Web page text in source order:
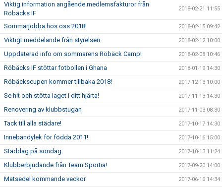
Viktig information angående medlemsfakturor från
Röbäcks IF
2018-02-21 11:55
Sommarjobba hos oss 2018! 2018-02-15 09:42
Viktigt meddelande från styrelsen 2018-02-12 10:00
Uppdaterad info om sommarens Röbäck Camp! 2018-02-08 10:46
Röbäcks IF stöttar fotbollen i Ghana 2018-01-19 14:30
Röbäckscupen kommer tillbaka 2018! 2017-12-13 10:00
Se hit och stötta laget i ditt hjärta! 2017-11-13 14:30
Renovering av klubbstugan 2017-11-03 08:30
Tack till alla städare! 2017-10-17 14:30
Innebandylek för födda 2011! 2017-10-16 15:00
Städdag på söndag 2017-10-13 11:24
Klubberbjudande från Team Sportia! 2017-09-20 14:00
Matsedel kommande veckor 2017-06-16 14:34